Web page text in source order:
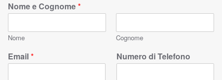
Nome e Cognome*
Nome Cognome
Email* Numero di Telefono